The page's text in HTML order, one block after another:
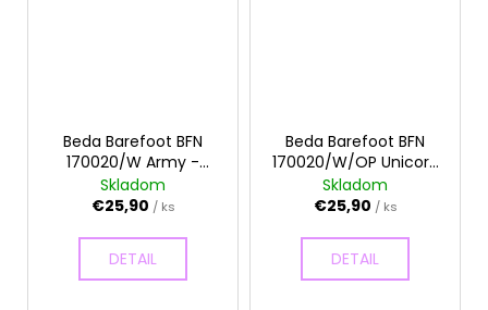
Beda Barefoot BFN
170020/W Army -
Papuče
Skladom
€25,90 / ks
DETAIL
Beda Barefoot BFN
170020/W/OP Unicorn
- Papuče
Skladom
€25,90 / ks
DETAIL